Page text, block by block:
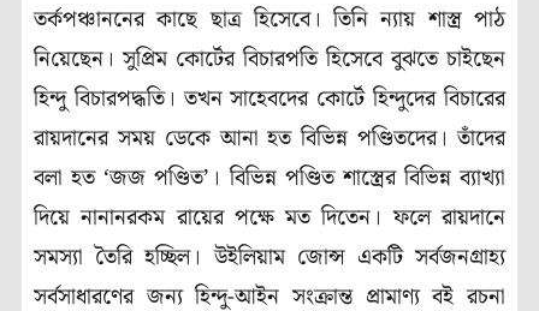
তর্কপঞ্চাননের কাছে ছাত্র হিসেবে। তিনি ন্যায় শাস্ত্র পাঠ
নি‌য়েছেন। সুপ্রিম কোর্টের বিচারপতি হিসেবে বুঝতে চাইছেন
হিন্দু বিচারপদ্ধতি। তখন সাহেবদের কোর্টে হিন্দুদের বিচারের
রায়দানের সময় ডেকে আনা হত বিভিন্ন পণ্ডিতদের। তাঁদের
বলা হত ‘জজ পণ্ডিত’। বিভিন্ন পণ্ডিত শাস্ত্রের বিভিন্ন ব্যাখ্যা
দিয়ে নানানরকম রায়ের পক্ষে মত দিতেন। ফলে রায়দানে
সমস্যা তৈরি হচ্ছিল। উইলিয়াম জোন্স একটি সর্বজনগ্রাহ্য
সর্বসাধারণের জন্য হিন্দু-আইন সংক্রান্ত প্রামাণ্য বই রচনা